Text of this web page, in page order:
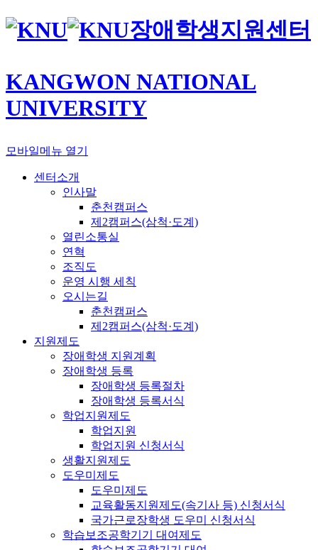
장애학생지원센터
KANGWON NATIONAL
UNIVERSITY
모바일메뉴 열기
센터소개
인사말
춘천캠퍼스
제2캠퍼스(삼척·도계)
열린소통실
연혁
조직도
운영 시행 세칙
오시는길
춘천캠퍼스
제2캠퍼스(삼척·도계)
지원제도
장애학생 지원계획
장애학생 등록
장애학생 등록절차
장애학생 등록서식
학업지원제도
학업지원
학업지원 신청서식
생활지원제도
도우미제도
도우미제도
교육활동지원제도(속기사 등) 신청서식
국가근로장학생 도우미 신청서식
학습보조공학기기 대여제도